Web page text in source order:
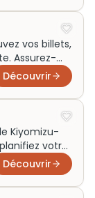
vos billets,
Assurez-
Découvrir
Kiyomizu-
votre
Découvrir